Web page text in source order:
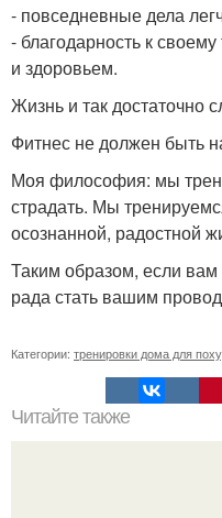
- повседневные дела
- благодарность к
и здоровьем.
Жизнь и так достаточно
Фитнес не должен быть
Моя философия: мы
страдать. Мы
осознанной, радостной
Таким образом, если вам
рада стать вашим
Категории: тренировки дома для
Читайте также